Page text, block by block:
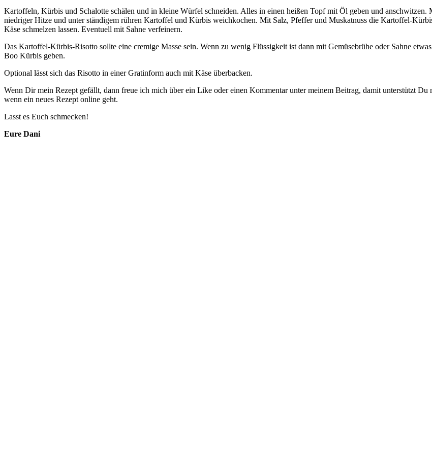
Kartoffeln, Kürbis und Schalotte schälen und in kleine Würfel schneiden. Alles in einen heißen Topf mit Öl geben und anschwitzen.
niedriger Hitze und unter ständigem rühren Kartoffel und Kürbis weichkochen. Mit Salz, Pfeffer und Muskatnuss die Kartoffel-
Käse schmelzen lassen. Eventuell mit Sahne verfeinern.
Das Kartoffel-Kürbis-Risotto sollte eine cremige Masse sein. Wenn zu wenig Flüssigkeit ist dann mit Gemüsebrühe oder Sahne
Boo Kürbis geben.
Optional lässt sich das Risotto in einer Gratinform auch mit Käse überbacken.
Wenn Dir mein Rezept gefällt, dann freue ich mich über ein Like oder einen Kommentar unter meinem Beitrag, damit unterstützt
wenn ein neues Rezept online geht.
Lasst es Euch schmecken!
Eure Dani